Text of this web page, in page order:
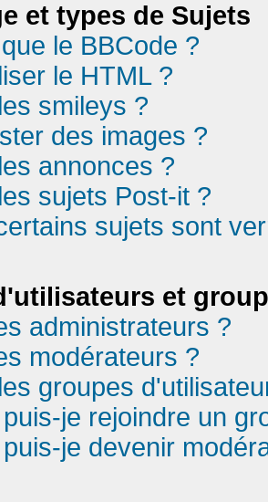
et types de Sujets
le BBCode ?
le HTML ?
smileys ?
des images ?
annonces ?
sujets Post-it ?
sujets sont
et
administrateurs ?
modérateurs ?
groupes
je rejoindre un
je devenir